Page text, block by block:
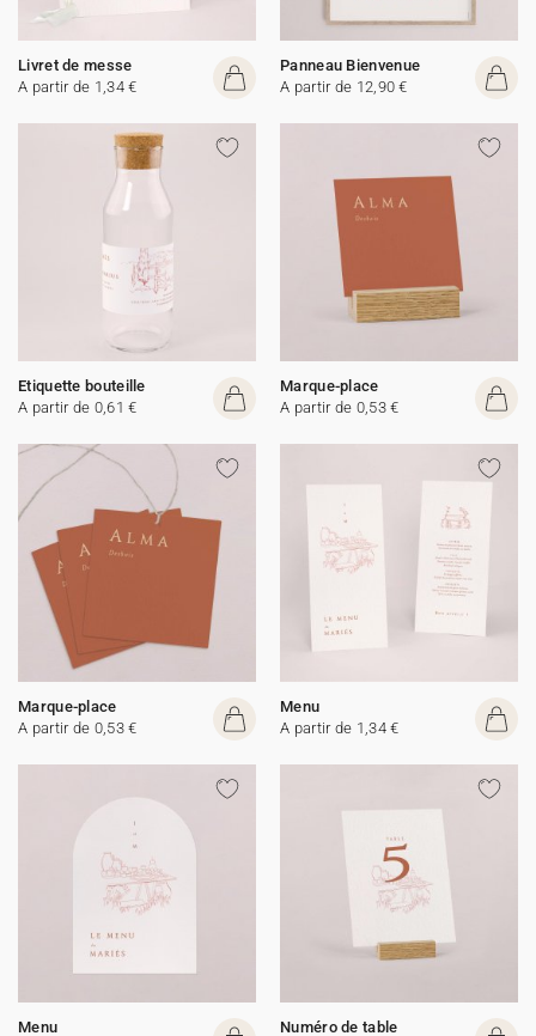
Livret de messe
A partir de 1,34 €
Panneau Bienvenue
A partir de 12,90 €
Etiquette bouteille
A partir de 0,61 €
Marque-place
A partir de 0,53 €
Marque-place
A partir de 0,53 €
Menu
A partir de 1,34 €
Menu Numéro de table